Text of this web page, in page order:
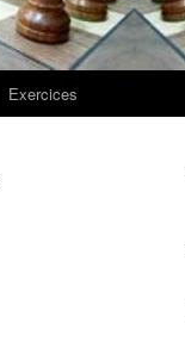
Exercices